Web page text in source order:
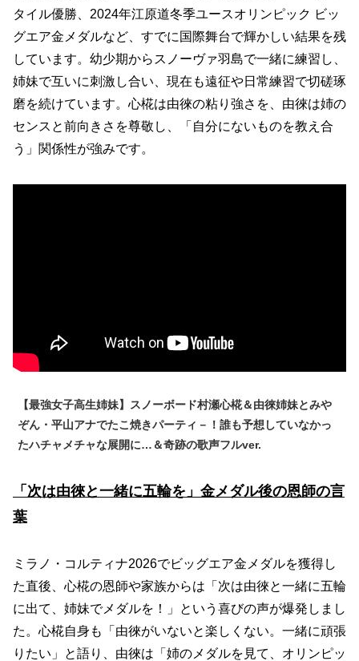
タイル優勝、2024年江原道冬季ユースオリンピック ビッ
グエア金メダルなど、すでに国際舞台で輝かしい結果を残
しています。幼少期からスノーヴァ羽島で一緒に練習し、
姉妹で互いに刺激し合い、現在も遠征や日常練習で切磋琢
磨を続けています。心椛は由徠の粘り強さを、由徠は姉の
センスと前向きさを尊敬し、「自分にないものを教え合
う」関係性が強みです。
【最強女子高生姉妹】スノーボード村瀬心椛＆由徠姉妹とみや
ぞん・平山アナでたこ焼きパーティ－！誰も予想していなかっ
たハチャメチャな展開に…＆奇跡の歌声フルver.
「次は由徠と一緒に五輪を」金メダル後の恩師の言
葉
ミラノ・コルティナ2026でビッグエア金メダルを獲得し
た直後、心椛の恩師や家族からは「次は由徠と一緒に五輪
に出て、姉妹でメダルを！」という喜びの声が爆発しまし
た。心椛自身も「由徠がいないと楽しくない。一緒に頑張
りたい」と語り、由徠は「姉のメダルを見て、オリンピッ